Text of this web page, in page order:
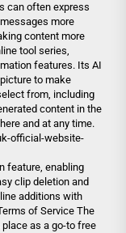
can often express
more
content more
tool series,
features. Its AI
to make
from, including
content in the
and at any time.
official-website-
feature, enabling
clip deletion and
additions with
of Service The
as a go-to free